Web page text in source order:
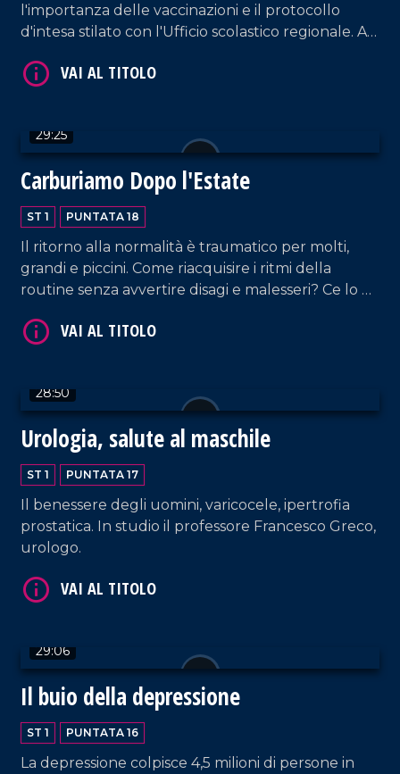
l'importanza delle vaccinazioni e il protocollo
d'intesa stilato con l'Ufficio scolastico regionale. A
ragazza affetta da grave patologia che aspetta
29:25
Carburiamo Dopo l'Estate
ST 1 PUNTATA 18
Il ritorno alla normalità è traumatico per molti,
grandi e piccini. Come riacquisire i ritmi della
routine senza avvertire disagi e malesseri? Ce lo ha
28:50
Urologia, salute al maschile
ST 1 PUNTATA 17
Il benessere degli uomini, varicocele, ipertrofia
prostatica. In studio il professore Francesco Greco,
urologo.
29:06
Il buio della depressione
ST 1 PUNTATA 16
La depressione colpisce 4,5 milioni di persone in
VAI AL TITOLO
VAI AL TITOLO
VAI AL TITOLO
VAI AL TITOLO